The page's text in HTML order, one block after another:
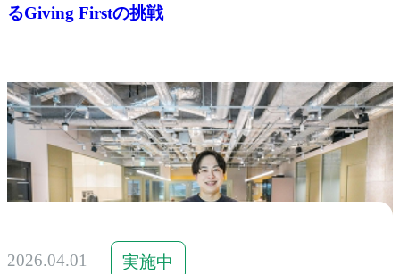
るGiving Firstの挑戦
2026.04.01 実施中